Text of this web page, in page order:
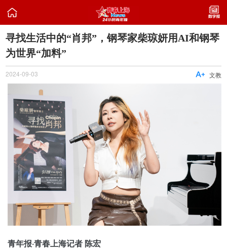

寻找生活中的“肖邦”，钢琴家柴琼妍用AI和钢琴
为世界“加料”
2024-09-03 文教

青年报·青春上海记者 陈宏